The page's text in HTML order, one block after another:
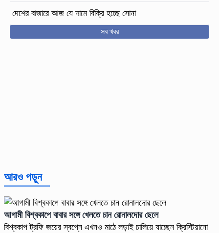
দেশের বাজারে আজ যে দামে বিক্রি হচ্ছে সোনা
সব খবর
আরও পড়ুন
আগামী বিশ্বকাপে বাবার সঙ্গে খেলতে চান রোনালদোর ছেলে
বিশ্বকাপ ট্রফি জয়ের স্বপ্নে এখনও মাঠে লড়াই চালিয়ে যাচ্ছেন ক্রিস্টিয়ানো